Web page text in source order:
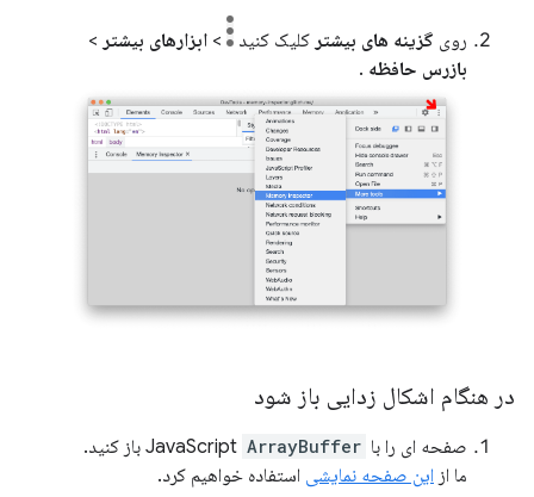
روی گزینه های بیشتر کلیک کنید > ابزارهای بیشتر >
بازرس حافظه .
در هنگام اشکال زدایی باز شود
صفحه ای را با JavaScript ArrayBuffer
باز کنید.
ما از این صفحه نمایشی استفاده خواهیم کرد.